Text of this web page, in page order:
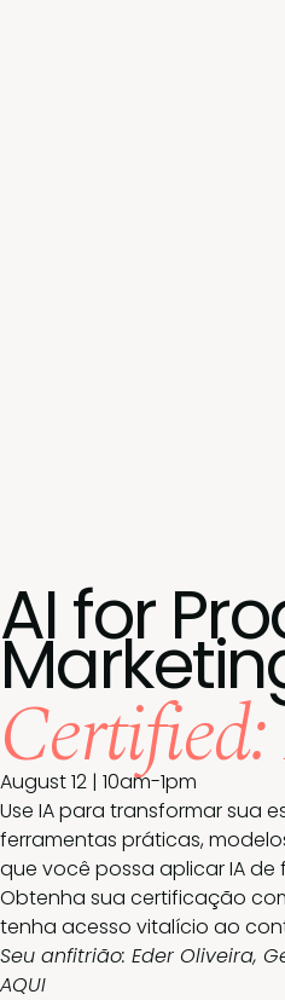
AI for
August 12 | 10am-1pm
Use IA para transformar sua
ferramentas práticas,
que você possa aplicar IA
Obtenha sua certificação
tenha acesso vitalício ao
Seu anfitrião: Eder Oliveira,
AQUI